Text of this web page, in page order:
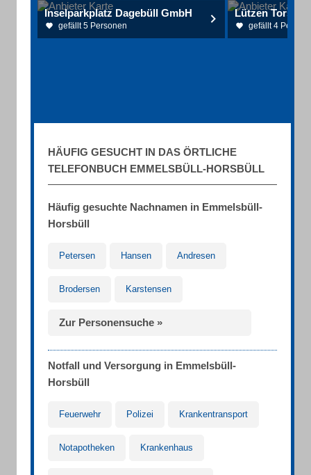
Inselparkplatz Dagebüll GmbH
gefällt 5 Personen
Lützen Torsten
gefällt 4
HÄUFIG GESUCHT IN DAS ÖRTLICHE
TELEFONBUCH EMMELSBÜLL-HORSBÜLL
Häufig gesuchte Nachnamen in Emmelsbüll-
Horsbüll
Petersen Hansen Andresen
Brodersen Karstensen
Zur Personensuche »
Notfall und Versorgung in Emmelsbüll-
Horsbüll
Feuerwehr Polizei Krankentransport
Notapotheken Krankenhaus